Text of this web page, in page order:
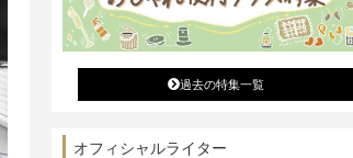
過去の特集一覧
オフィシャルライター